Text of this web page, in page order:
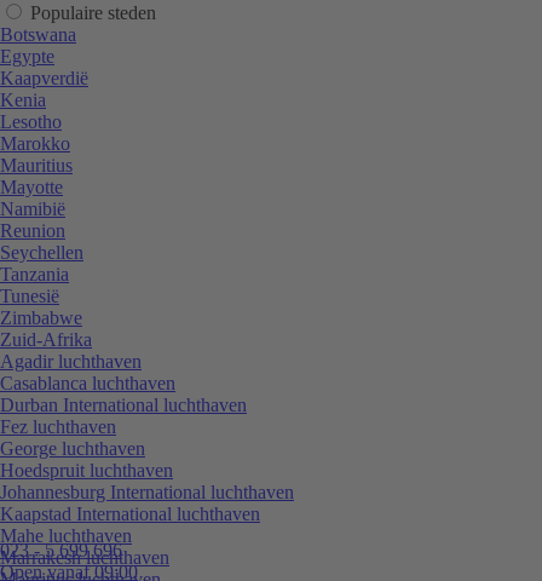
023 - 5 699 696
Open vanaf 09:00
Populaire steden
Botswana
Egypte
Kaapverdië
Kenia
Lesotho
Marokko
Mauritius
Mayotte
Namibië
Reunion
Seychellen
Tanzania
Tunesië
Zimbabwe
Zuid-Afrika
Agadir luchthaven
Casablanca luchthaven
Durban International luchthaven
Fez luchthaven
George luchthaven
Hoedspruit luchthaven
Johannesburg International luchthaven
Kaapstad International luchthaven
Mahe luchthaven
Marrakesh luchthaven